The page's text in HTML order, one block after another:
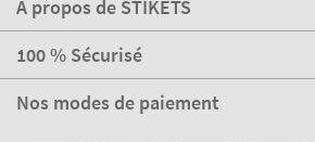
A propos de STIKETS
100 % Sécurisé
Nos modes de paiement